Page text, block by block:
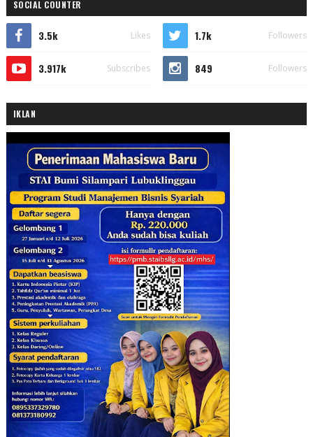
SOCIAL COUNTER
3.5k Likes 1.7k Followers
3.917k Subscribes 849 Followers
IKLAN